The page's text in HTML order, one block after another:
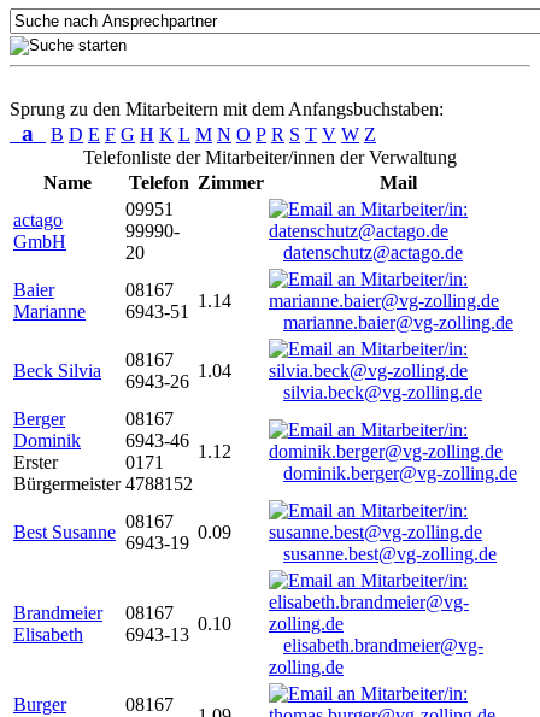
Sprung zu den Mitarbeitern mit dem Anfangsbuchstaben:
a B D E F G H K L M N O P R S T V W Z
Telefonliste der Mitarbeiter/innen der Verwaltung
Name
Telefon Zimmer
Mail
actago
GmbH
09951
99990-
20
datenschutz@actago.de
Baier
Marianne
08167
6943-51
1.14
marianne.baier@vg-zolling.de
Beck Silvia
08167
6943-26
1.04
silvia.beck@vg-zolling.de
Berger
Dominik
Erster
Bürgermeister
08167
6943-46
0171
4788152
1.12
dominik.berger@vg-zolling.de
Best Susanne
08167
6943-19
0.09
susanne.best@vg-zolling.de
Brandmeier
Elisabeth
08167
6943-13
0.10
elisabeth.brandmeier@vg-
zolling.de
Burger
08167